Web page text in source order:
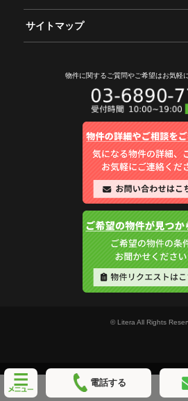
サイトマップ
物件に関するご質問やご希望はお気軽
© Litera All Rights
電話する